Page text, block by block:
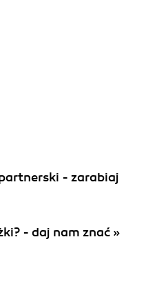
- zarabiaj
- daj nam znać »